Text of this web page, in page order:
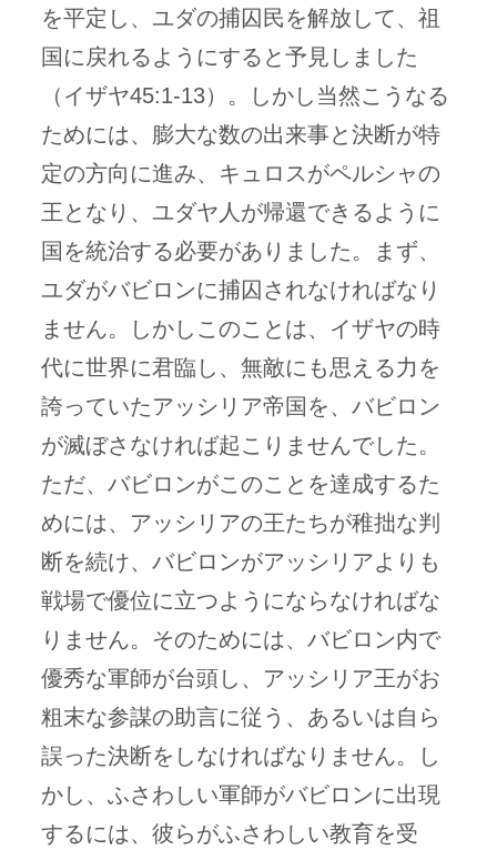
を平定し、ユダの捕囚民を解放して、祖
国に戻れるようにすると予見しました
（イザヤ45:1-13）。しかし当然こうなる
ためには、膨大な数の出来事と決断が特
定の方向に進み、キュロスがペルシャの
王となり、ユダヤ人が帰還できるように
国を統治する必要がありました。まず、
ユダがバビロンに捕囚されなければなり
ません。しかしこのことは、イザヤの時
代に世界に君臨し、無敵にも思える力を
誇っていたアッシリア帝国を、バビロン
が滅ぼさなければ起こりませんでした。
ただ、バビロンがこのことを達成するた
めには、アッシリアの王たちが稚拙な判
断を続け、バビロンがアッシリアよりも
戦場で優位に立つようにならなければな
りません。そのためには、バビロン内で
優秀な軍師が台頭し、アッシリア王がお
粗末な参謀の助言に従う、あるいは自ら
誤った決断をしなければなりません。し
かし、ふさわしい軍師がバビロンに出現
するには、彼らがふさわしい教育を受